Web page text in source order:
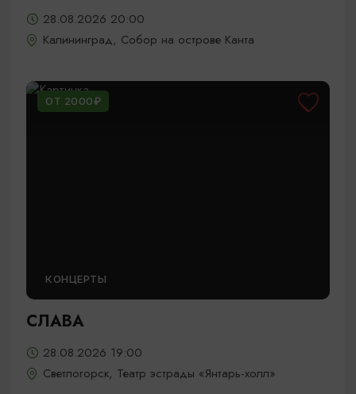
28.08.2026 20:00
Калининград, Собор на острове Канта
ОТ 2000₽
КОНЦЕРТЫ
СЛАВА
28.08.2026 19:00
Светлогорск, Театр эстрады «Янтарь-холл»